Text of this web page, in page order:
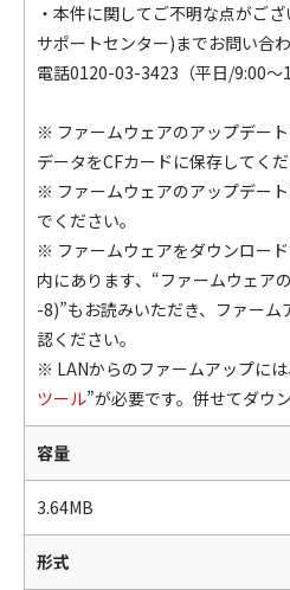
・本件に関してご不明な点がご
サポートセンター)までお問い合わ
電話0120-03-3423（平日/9:00～
※ ファームウェアのアップデー
データをCFカードに保存してくだ
※ ファームウェアのアップデー
でください。
※ ファームウェアをダウンロー
内にあります、 “ファームウェア
-8)”もお読みいただき、ファー
認ください。
※ LANからのファームアップには
ツール”が必要です。併せてダウ
容量
3.64MB
形式